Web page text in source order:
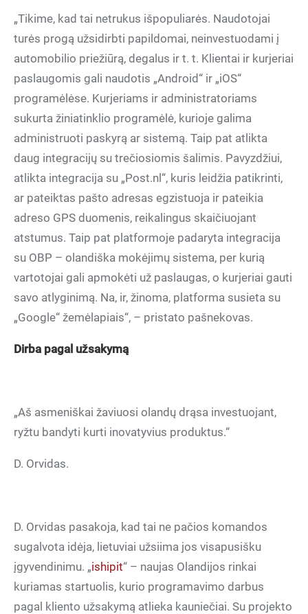
„Tikime, kad tai netrukus išpopuliarės. Naudotojai
turės progą užsidirbti papildomai, neinvestuodami į
automobilio priežiūrą, degalus ir t. t. Klientai ir kurjeriai
paslaugomis gali naudotis „Android“ ir „iOS“
programėlėse. Kurjeriams ir administratoriams
sukurta žiniatinklio programėlė, kurioje galima
administruoti paskyrą ar sistemą. Taip pat atlikta
daug integracijų su trečiosiomis šalimis. Pavyzdžiui,
atlikta integracija su „Post.nl“, kuris leidžia patikrinti,
ar pateiktas pašto adresas egzistuoja ir pateikia
adreso GPS duomenis, reikalingus skaičiuojant
atstumus. Taip pat platformoje padaryta integracija
su OBP – olandiška mokėjimų sistema, per kurią
vartotojai gali apmokėti už paslaugas, o kurjeriai gauti
savo atlyginimą. Na, ir, žinoma, platforma susieta su
„Google“ žemėlapiais“, – pristato pašnekovas.
Dirba pagal užsakymą
„Aš asmeniškai žaviuosi olandų drąsa investuojant,
ryžtu bandyti kurti inovatyvius produktus.“
D. Orvidas.
D. Orvidas pasakoja, kad tai ne pačios komandos
sugalvota idėja, lietuviai užsiima jos visapusišku
įgyvendinimu. „ishipit“ – naujas Olandijos rinkai
kuriamas startuolis, kurio programavimo darbus
pagal kliento užsakymą atlieka kauniečiai. Su projekto